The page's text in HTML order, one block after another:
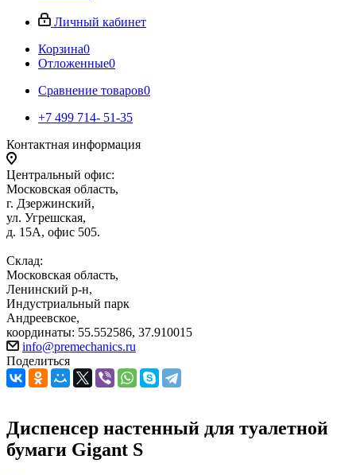
Личный кабинет
Корзина0
Отложенные0
Сравнение товаров0
+7 499 714- 51-35
Контактная информация
Центральный офис:
Московская область,
г. Дзержинский,
ул. Угрешская,
д. 15А, офис 505.
Склад:
Московская область,
Ленинский р-н,
Индустриальный парк
Андреевское,
координаты: 55.552586, 37.910015
info@premechanics.ru
Поделиться
Диспенсер настенный для туалетной
бумаги Gigant S